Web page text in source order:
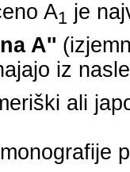
A1 je
A''
iz
ali